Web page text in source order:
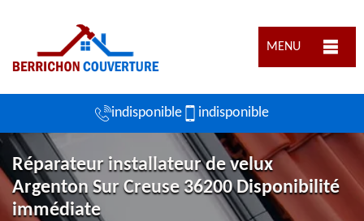
MENU
indisponible indisponible
Réparateur installateur de velux
Argenton Sur Creuse 36200 Disponibilité
immédiate